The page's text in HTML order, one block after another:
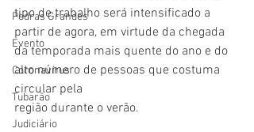
Pedras Grandes
Evento
Coronavírus
Tubarão
Judiciário
tipo de trabalho será intensificado a
partir de agora, em virtude da chegada
da temporada mais quente do ano e do
alto número de pessoas que costuma
circular pela
região durante o verão.